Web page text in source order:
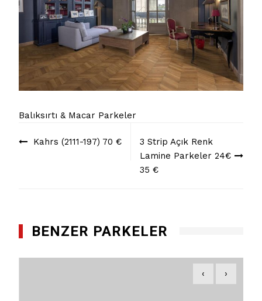
Balıksırtı & Macar Parkeler
dolaşımı
Kahrs (2111-197) 70 €
3 Strip Açık Renk
Lamine Parkeler 24€ –
35 €
BENZER PARKELER
‹ ›